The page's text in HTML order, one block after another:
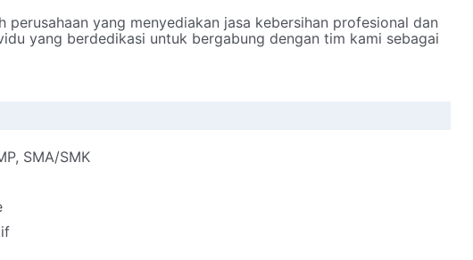
perusahaan yang menyediakan jasa kebersihan profesional dan
yang berdedikasi untuk bergabung dengan tim kami sebagai
SMA/SMK